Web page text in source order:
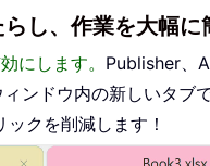
し、作業を大幅に
にします。 Publisher、
ンドウ内の新しいタブ
クを削減します！